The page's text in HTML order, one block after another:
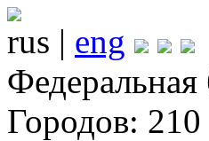
rus | eng
Федеральная
Городов: 210